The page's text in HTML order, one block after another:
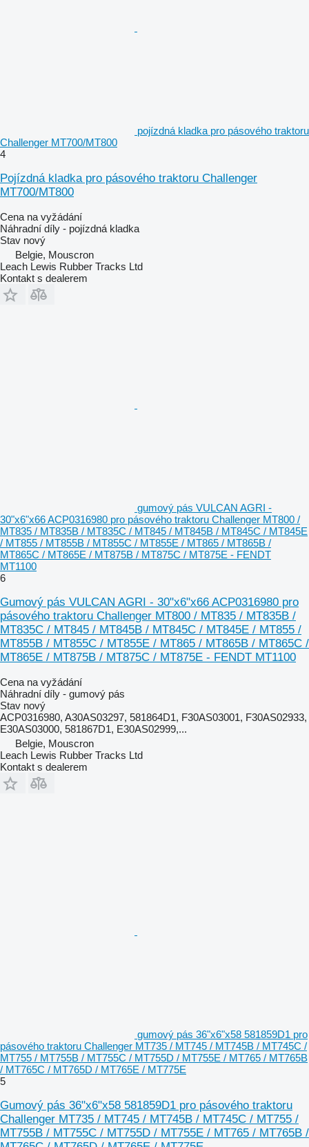
pojízdná kladka pro pásového traktoru
Challenger MT700/MT800
4
Pojízdná kladka pro pásového traktoru Challenger
MT700/MT800
Cena na vyžádání
Náhradní díly - pojízdná kladka
Stav nový
Belgie, Mouscron
Leach Lewis Rubber Tracks Ltd
Kontakt s dealerem
gumový pás VULCAN AGRI -
30"x6"x66 ACP0316980 pro pásového traktoru Challenger MT800 /
MT835 / MT835B / MT835C / MT845 / MT845B / MT845C / MT845E
/ MT855 / MT855B / MT855C / MT855E / MT865 / MT865B /
MT865C / MT865E / MT875B / MT875C / MT875E - FENDT
MT1100
6
Gumový pás VULCAN AGRI - 30"x6"x66 ACP0316980 pro
pásového traktoru Challenger MT800 / MT835 / MT835B /
MT835C / MT845 / MT845B / MT845C / MT845E / MT855 /
MT855B / MT855C / MT855E / MT865 / MT865B / MT865C /
MT865E / MT875B / MT875C / MT875E - FENDT MT1100
Cena na vyžádání
Náhradní díly - gumový pás
Stav nový
ACP0316980, A30AS03297, 581864D1, F30AS03001, F30AS02933,
E30AS03000, 581867D1, E30AS02999,...
Belgie, Mouscron
Leach Lewis Rubber Tracks Ltd
Kontakt s dealerem
gumový pás 36"x6"x58 581859D1 pro
pásového traktoru Challenger MT735 / MT745 / MT745B / MT745C /
MT755 / MT755B / MT755C / MT755D / MT755E / MT765 / MT765B
/ MT765C / MT765D / MT765E / MT775E
5
Gumový pás 36"x6"x58 581859D1 pro pásového traktoru
Challenger MT735 / MT745 / MT745B / MT745C / MT755 /
MT755B / MT755C / MT755D / MT755E / MT765 / MT765B /